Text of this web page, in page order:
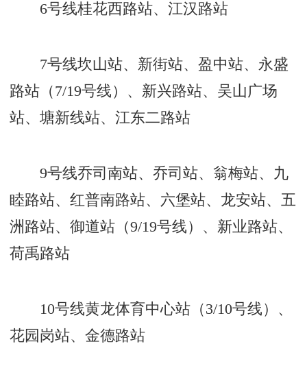
6号线桂花西路站、江汉路站
7号线坎山站、新街站、盈中站、永盛
路站（7/19号线）、新兴路站、吴山广场
站、塘新线站、江东二路站
9号线乔司南站、乔司站、翁梅站、九
睦路站、红普南路站、六堡站、龙安站、五
洲路站、御道站（9/19号线）、新业路站、
荷禹路站
10号线黄龙体育中心站（3/10号线）、
花园岗站、金德路站